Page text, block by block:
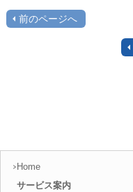
前のページへ
Home
サービス案内